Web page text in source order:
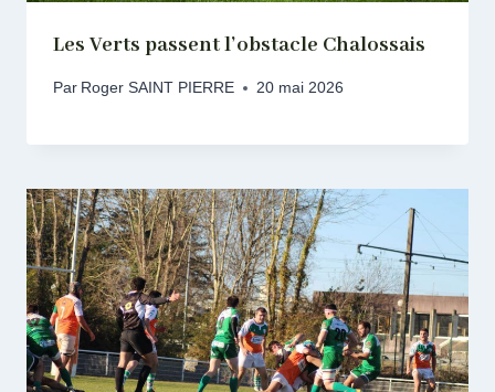
Les Verts passent l’obstacle Chalossais
Par Roger SAINT PIERRE 20 mai 2026